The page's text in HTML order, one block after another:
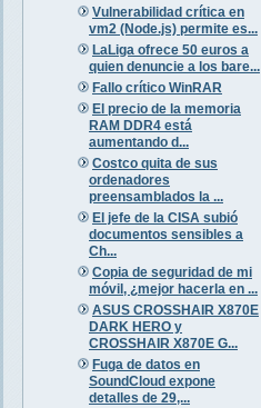
Vulnerabilidad crítica en
vm2 (Node.js) permite es...
LaLiga ofrece 50 euros a
quien denuncie a los bare...
Fallo crítico WinRAR
El precio de la memoria
RAM DDR4 está
aumentando d...
Costco quita de sus
ordenadores
preensamblados la ...
El jefe de la CISA subió
documentos sensibles a
Ch...
Copia de seguridad de mi
móvil, ¿mejor hacerla en ...
ASUS CROSSHAIR X870E
DARK HERO y
CROSSHAIR X870E G...
Fuga de datos en
SoundCloud expone
detalles de 29,...